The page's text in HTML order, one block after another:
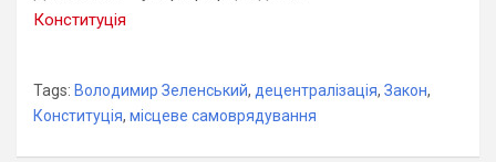
Конституція
Tags: Володимир Зеленський, децентралізація, Закон,
Конституція, місцеве самоврядування